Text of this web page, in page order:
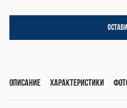
0
400
Описание Характеристики